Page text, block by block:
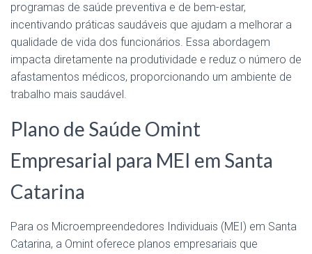
programas de saúde preventiva e de bem-estar,
incentivando práticas saudáveis que ajudam a melhorar a
qualidade de vida dos funcionários. Essa abordagem
impacta diretamente na produtividade e reduz o número de
afastamentos médicos, proporcionando um ambiente de
trabalho mais saudável.
Plano de Saúde Omint
Empresarial para MEI em Santa
Catarina
Para os Microempreendedores Individuais (MEI) em Santa
Catarina, a Omint oferece planos empresariais que